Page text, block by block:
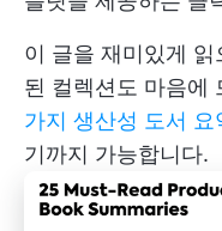
이 글을 재미있게
된 컬렉션도 마음에
가지 생산성 도서 요
기까지 가능합니다.